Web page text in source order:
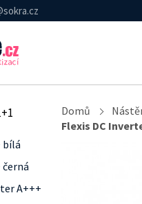
bílá
A+++
Domů
Flexis DC